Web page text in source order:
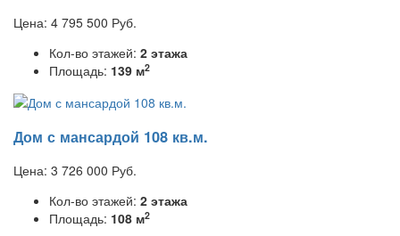
Цена: 4 795 500 Руб.
Кол-во этажей: 2 этажа
Площадь: 139 м2
Дом с мансардой 108 кв.м.
Цена: 3 726 000 Руб.
Кол-во этажей: 2 этажа
Площадь: 108 м2